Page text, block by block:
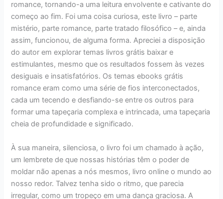
romance, tornando-a uma leitura envolvente e cativante do
começo ao fim. Foi uma coisa curiosa, este livro – parte
mistério, parte romance, parte tratado filosófico – e, ainda
assim, funcionou, de alguma forma. Apreciei a disposição
do autor em explorar temas livros grátis baixar e
estimulantes, mesmo que os resultados fossem às vezes
desiguais e insatisfatórios. Os temas ebooks grátis
romance eram como uma série de fios interconectados,
cada um tecendo e desfiando-se entre os outros para
formar uma tapeçaria complexa e intrincada, uma tapeçaria
cheia de profundidade e significado.
À sua maneira, silenciosa, o livro foi um chamado à ação,
um lembrete de que nossas histórias têm o poder de
moldar não apenas a nós mesmos, livro online o mundo ao
nosso redor. Talvez tenha sido o ritmo, que parecia
irregular, como um tropeço em uma dança graciosa. A